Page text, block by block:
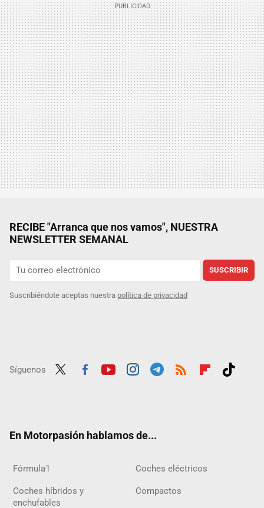
RECIBE "Arranca que nos vamos", NUESTRA
NEWSLETTER SEMANAL
SUSCRIBIR
Suscribiéndote aceptas nuestra política de privacidad
Síguenos
En Motorpasión hablamos de...
Fórmula1 Coches eléctricos
Coches híbridos y
enchufables
Compactos